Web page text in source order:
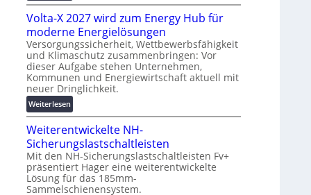
g
s
l
ö
s
u
n
g
e
n
z
u
n
d
d
i
g
i
a
l
e
T
r
M
a
s
c
h
i
n
e
n
b
a
u
:
F
o
r
Volta-X 2027 wird zum Energy Hub für
moderne Energielösungen
Versorgungssicherheit, Wettbewerbsfähigkeit
und Klimaschutz zusammenbringen: Vor
dieser Aufgabe stehen Unternehmen,
Kommunen und Energiewirtschaft aktuell mit
neuer Dringlichkeit.
Weiterlesen:
V
o
l
t
a
-
X
Weiterentwickelte NH-
Sicherungslastschaltleisten
Mit den NH-Sicherungslastschaltleisten Fv+
präsentiert Hager eine weiterentwickelte
Lösung für das 185mm-
Sammelschienensystem.